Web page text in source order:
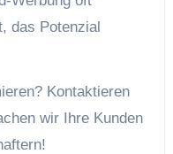
das Potenzial
Kontaktieren
wir Ihre Kunden